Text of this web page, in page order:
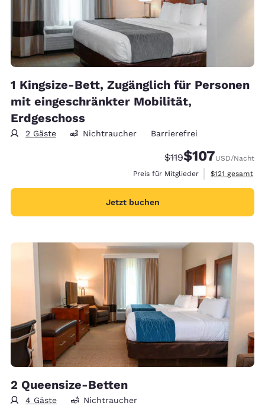
1 Kingsize-Bett, Zugänglich für Personen
mit eingeschränkter Mobilität,
Erdgeschoss
2 Gäste Nichtraucher Barrierefrei
Durchgestrichener
$119Vergünstigter
$107USD/Nacht
Preis für Mitglieder
Geschätzte
$121 gesamt
Jetzt buchen
2 Queensize-Betten
4 Gäste Nichtraucher